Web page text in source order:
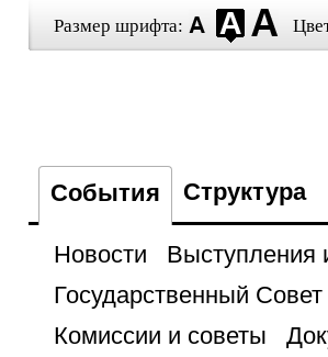
Размер шрифта:
События Структура
Новости
Выступления
Государственный Совет
Комиссии и советы